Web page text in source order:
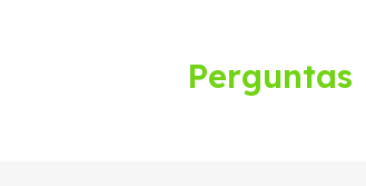
Perguntas